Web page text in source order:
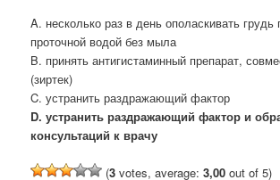
A. несколько раз в день ополаскивать грудь
проточной водой без мыла
B. принять антигистаминный препарат,
(зиртек)
C. устранить раздражающий фактор
D. устранить раздражающий фактор и
консультаций к врачу
(3 votes, average:3,00 out of 5)